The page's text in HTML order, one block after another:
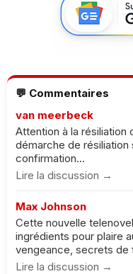
💬 Commentaires
van meerbeck
Attention à la résiliation
démarche de résiliation
confirmation...
Lire la discussion →
Max Johnson
Cette nouvelle
ingrédients pour plaire
vengeance, secrets de
Lire la discussion →